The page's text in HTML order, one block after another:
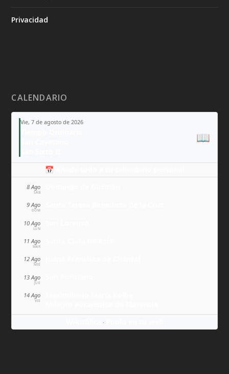
Privacidad
CALENDARIO
Vie, 7 de agosto de 2026
📖
📅 Añade todo a tu calendario personal
8 Ago
SÁB
9 Ago
DOM
10 Ago
LUN
11 Ago
MAR
12 Ago
MIÉ
13 Ago
JUE
14 Ago
VIE
·